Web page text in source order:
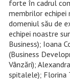
forte în cadrul
membrilor echipei
domeniul său de
echipei noastre
Business); Ioana
(Business
Vânzări);
spitalele); Florina